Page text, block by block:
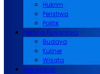
Hukrim
Peristiwa
Politik
Pesona Nusantara
Budaya
Kuliner
Wisata
Advertorial